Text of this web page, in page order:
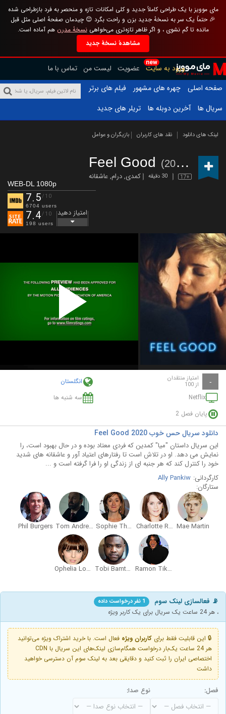
مای موویز با یک طراحی کاملاً جدید و کلی امکانات تازه و منحصر به فرد بازطراحی شده
🎉 حتماً یک سر به نسخهٔ جدید بزن و راحت بگرد 😊 چیدمان صفحهٔ اصلی مثل قبل
مانده تا گم نشوی ، و اگر ظاهر تازه‌تری می‌خواهینسخهٔ مدرن هم آماده است.
مشاهدهٔ نسخهٔ جدید
new
ورود به سایت عضویت لیست من تماس با ما
صفحه اصلی
چهره های مشهور
فیلم های برتر
سریال ها
آخرین دوبله ها تریلر های جدید
لینک های دانلود نقد های کاربران بازیگران و عوامل
Feel Good (2020 – )
17+ 30 دقیقه کمدی,درام,عاشقانه
WEB-DL 1080p
7.5/10
6704 users
7.4/10
198 users
امتیاز دهید
Play
Video
- امتیاز منتقدان
از 100
انگلستان
Netflix
سه شنبه ها
پایان فصل 2
دانلود سریال حس خوب Feel Good 2020
این سریال داستان "میا" کمدین که فردی معتاد بوده و در حال بهبود است، را
نمایش می دهد. او در تلاش است تا رفتارهای اعتیاد آور و عاشقانه های شدید
خود را کنترل کند که هر جنبه ای از زندگی او را فرا گرفته است و ...
کارگردانی: Ally Pankiw
ستارگان:
Mae Martin
Charlotte Ritchie
Sophie Thompson
Tom Andrews
Phil Burgers
Ramon Tikaram
Tobi Bamtefa
Ophelia Lovibond
📡 فعالسازی لینک سوم 1 نفر درخواست داده
، هر 24 ساعت یک سریال برای یک کاربر ویژه
🔒 این قابلیت فقط برای کاربران ویژه فعال است. با خرید اشتراک ویژه می‌توانید
هر 24 ساعت یک‌بار درخواست همگام‌سازی لینک‌های این سریال با CDN
اختصاصی ایران را ثبت کنید و دقایقی بعد به لینک سوم آن دسترسی خواهید
داشت
فصل: نوع صدا: